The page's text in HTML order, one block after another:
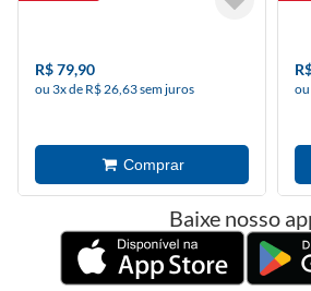
R$ 79,90
ou 3x de R$ 26,63 sem juros
Baixe nosso